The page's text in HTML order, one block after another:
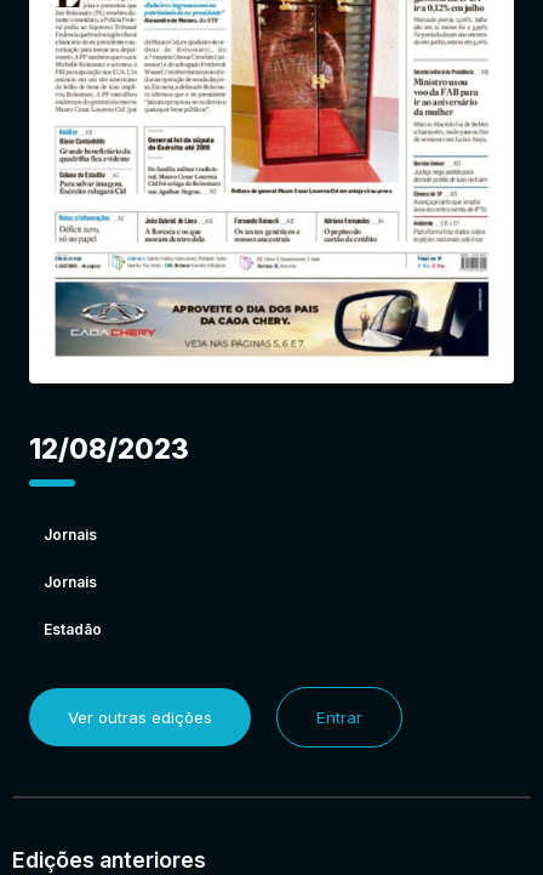
Entrar
12/08/2023
Jornais
Jornais
Estadão
Ver outras edições Entrar
Edições anteriores